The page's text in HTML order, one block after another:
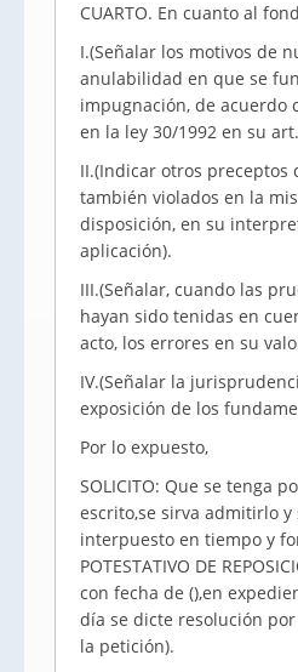
CUARTO. En cuanto al
I.(Señalar los motivos de
anulabilidad en que se
impugnación, de acuerdo
en la ley 30/1992 en su
II.(Indicar otros
también violados en la
disposición, en su
aplicación).
III.(Señalar, cuando las
hayan sido tenidas en
acto, los errores en su
IV.(Señalar la
exposición de los
Por lo expuesto,
SOLICITO: Que se tenga
escrito,se sirva admitirlo y
interpuesto en tiempo y
POTESTATIVO DE
con fecha de (),en
día se dicte resolución
la petición).